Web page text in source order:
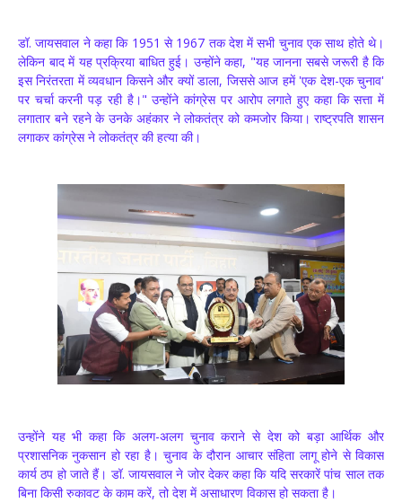
डॉ. जायसवाल ने कहा कि 1951 से 1967 तक देश में सभी चुनाव एक साथ होते थे।
लेकिन बाद में यह प्रक्रिया बाधित हुई। उन्होंने कहा, "यह जानना सबसे जरूरी है कि
इस निरंतरता में व्यवधान किसने और क्यों डाला, जिससे आज हमें 'एक देश-एक चुनाव'
पर चर्चा करनी पड़ रही है।" उन्होंने कांग्रेस पर आरोप लगाते हुए कहा कि सत्ता में
लगातार बने रहने के उनके अहंकार ने लोकतंत्र को कमजोर किया। राष्ट्रपति शासन
लगाकर कांग्रेस ने लोकतंत्र की हत्या की।
उन्होंने यह भी कहा कि अलग-अलग चुनाव कराने से देश को बड़ा आर्थिक और
प्रशासनिक नुकसान हो रहा है। चुनाव के दौरान आचार संहिता लागू होने से विकास
कार्य ठप हो जाते हैं। डॉ. जायसवाल ने जोर देकर कहा कि यदि सरकारें पांच साल तक
बिना किसी रुकावट के काम करें, तो देश में असाधारण विकास हो सकता है।